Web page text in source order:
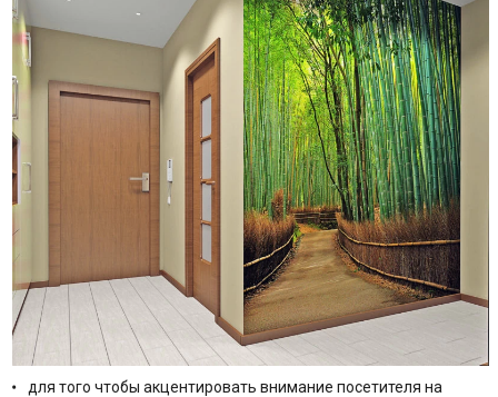
для того чтобы акцентировать внимание посетителя на